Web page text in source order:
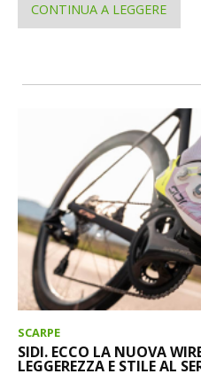
CONTINUA A LEGGERE
SCARPE
SIDI. ECCO LA NUOVA
LEGGEREZZA E STILE AL